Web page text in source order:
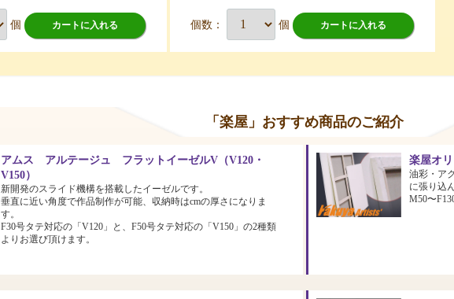
個 カートに入れる 個数： 個 カートに入れる
「楽屋」おすすめ商品のご紹介
アムス アルテージュ フラットイーゼルV（V120・
V150）
新開発のスライド機構を搭載したイーゼルです。
垂直に近い角度で作品制作が可能、収納時はcmの厚さになりま
す。
F30号タテ対応の「V120」と、F50号タテ対応の「V150」の2種類
よりお選び頂けます。
楽屋オ
油彩・ア
に張り込
M50〜